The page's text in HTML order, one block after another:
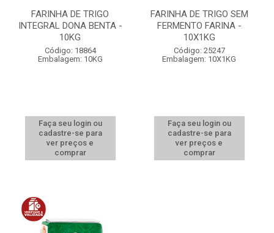
FARINHA DE TRIGO
INTEGRAL DONA BENTA -
10KG
Código: 18864
Embalagem: 10KG
Faça seu login ou
cadastre-se para
ver preços e
comprar
FARINHA DE TRIGO SEM
FERMENTO FARINA -
10X1KG
Código: 25247
Embalagem: 10X1KG
Faça seu login ou
cadastre-se para
ver preços e
comprar